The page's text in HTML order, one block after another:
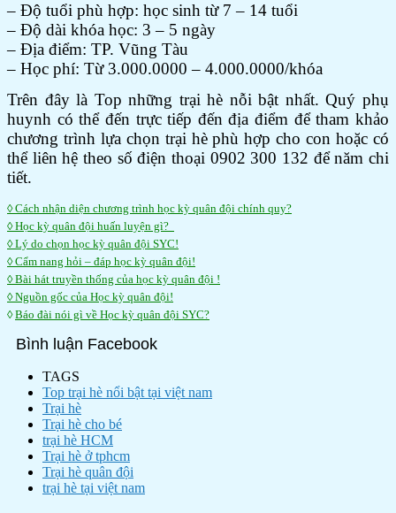
– Độ tuổi phù hợp: học sinh từ 7 – 14 tuổi
– Độ dài khóa học: 3 – 5 ngày
– Địa điểm: TP. Vũng Tàu
– Học phí: Từ 3.000.0000 – 4.000.0000/khóa
Trên đây là Top những trại hè nỗi bật nhất. Quý phụ
huynh có thể đến trực tiếp đến địa điểm để tham khảo
chương trình lựa chọn trại hè phù hợp cho con hoặc có
thể liên hệ theo số điện thoại 0902 300 132 để năm chi
tiết.
◊ Cách nhận diện chương trình học kỳ quân đội chính quy?
◊ Học kỳ quân đội huấn luyện gì?
◊ Lý do chọn học kỳ quân đội SYC!
◊ Cẩm nang hỏi – đáp học kỳ quân đội!
◊ Bài hát truyền thống của học kỳ quân đội !
◊ Nguồn gốc của Học kỳ quân đội!
◊Báo đài nói gì về Học kỳ quân đội SYC?
Bình luận Facebook
TAGS
Top trại hè nổi bật tại việt nam
Trại hè
Trại hè cho bé
trại hè HCM
Trại hè ở tphcm
Trại hè quân đội
trại hè tại việt nam